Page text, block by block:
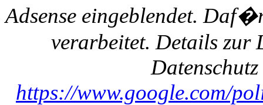
Adsense eingeblendet.
verarbeitet. Details zur
https://www.google.com/